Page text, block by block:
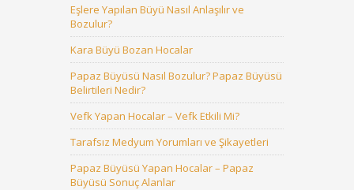
Eşlere Yapılan Büyü Nasıl Anlaşılır ve
Bozulur?
Kara Büyü Bozan Hocalar
Papaz Büyüsü Nasıl Bozulur? Papaz Büyüsü
Belirtileri Nedir?
Vefk Yapan Hocalar – Vefk Etkili Mi?
Tarafsız Medyum Yorumları ve Şikayetleri
Papaz Büyüsü Yapan Hocalar – Papaz
Büyüsü Sonuç Alanlar